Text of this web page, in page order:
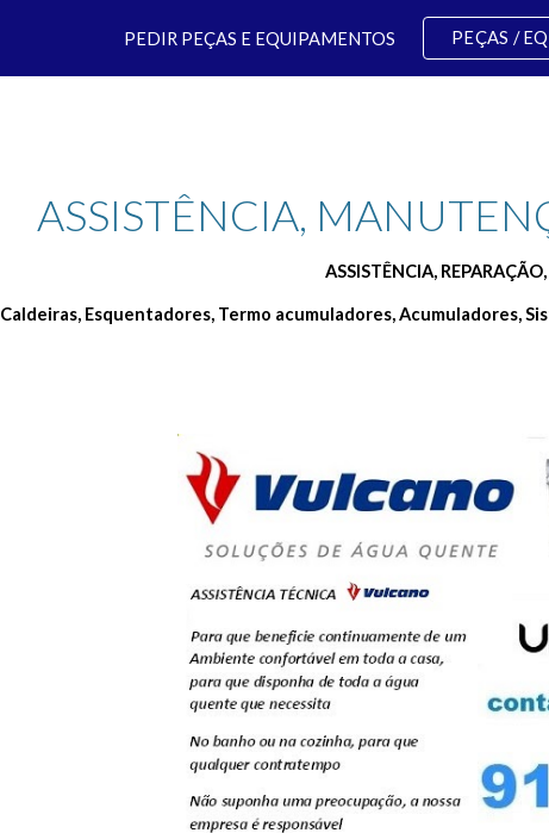
Skip to main content
PEDIR PEÇAS E EQUIPAMENTOS PEÇAS /
ASSISTÊNCIA,
ASSISTÊNCIA,
Caldeiras, Esquentadores, Termo acumuladores, Acumuladores,